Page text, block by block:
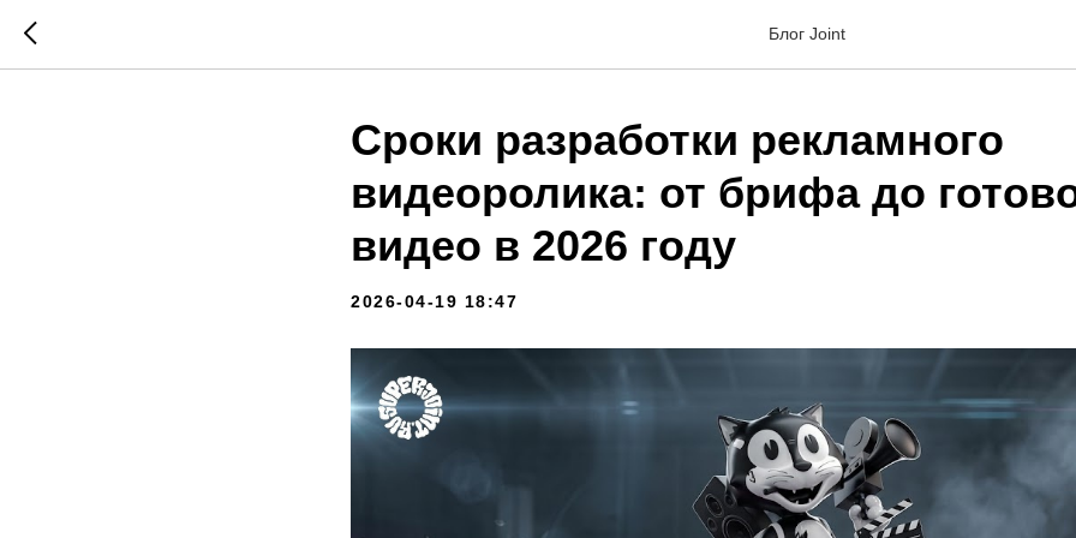
Блог Joint
Сроки разработки рекламного
видеоролика: от брифа до
видео в 2026 году
2026-04-19 18:47